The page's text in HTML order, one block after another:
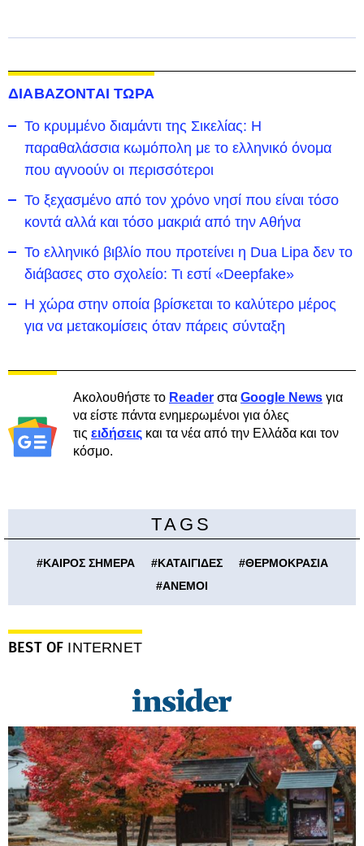
ΔΙΑΒΑΖΟΝΤΑΙ ΤΩΡΑ
Το κρυμμένο διαμάντι της Σικελίας: Η
παραθαλάσσια κωμόπολη με το ελληνικό όνομα
που αγνοούν οι περισσότεροι
To ξεχασμένο από τον χρόνο νησί που είναι τόσο
κοντά αλλά και τόσο μακριά από την Αθήνα
Το ελληνικό βιβλίο που προτείνει η Dua Lipa δεν το
διάβασες στο σχολείο: Τι εστί «Deepfake»
Η χώρα στην οποία βρίσκεται το καλύτερο μέρος
για να μετακομίσεις όταν πάρεις σύνταξη
Ακολουθήστε το Reader στα Google News για
να είστε πάντα ενημερωμένοι για όλες
τις ειδήσεις και τα νέα από την Ελλάδα και τον
κόσμο.
TAGS
#ΚΑΙΡΟΣ ΣΗΜΕΡΑ #ΚΑΤΑΙΓΙΔΕΣ #ΘΕΡΜΟΚΡΑΣΙΑ
#ΑΝΕΜΟΙ
BEST OF INTERNET